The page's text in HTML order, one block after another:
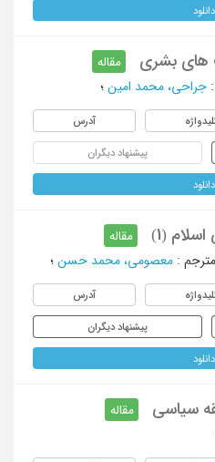
دانلود
بشری
مقاله
: جراحی، محمد امین ؛
آدرس
پیشنهاد دیگران
دانلود
(1)
مقاله
مترجم : معصومی، محمد حسن ؛
آدرس
پیشنهاد دیگران
دانلود
سیاسی
مقاله